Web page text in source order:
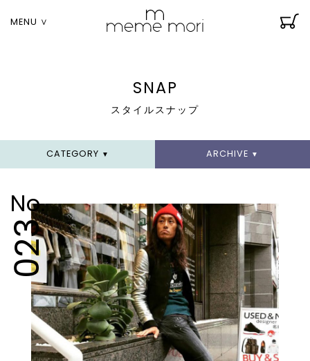
MENU ∨
SNAP
スタイルスナップ
CATEGORY ▼ ARCHIVE ▼
No.
023